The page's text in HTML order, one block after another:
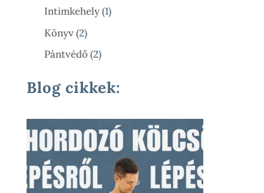
Intimkehely 11
Könyv 22
Termék
Pántvédő 22
Blog cikkek: